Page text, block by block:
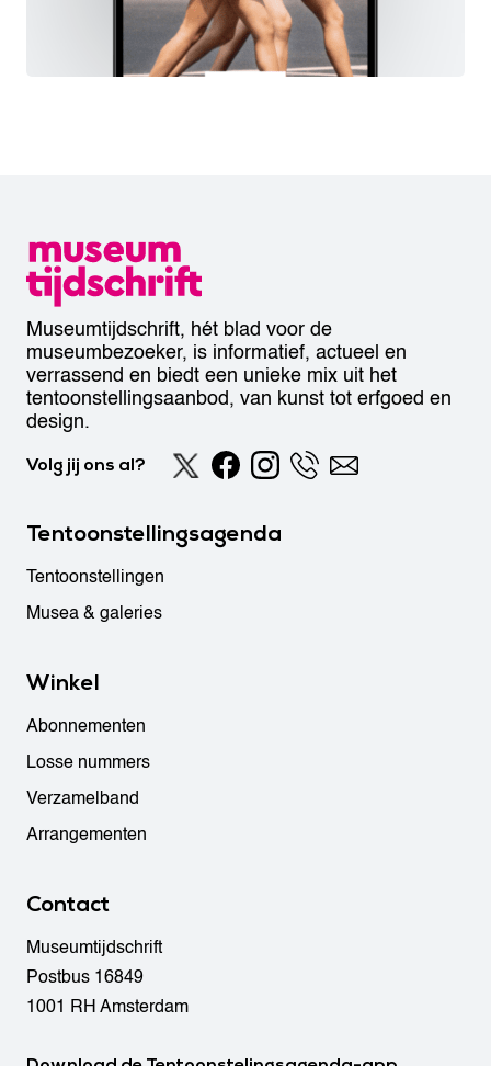
Museumtijdschrift, hét blad voor de
museumbezoeker, is informatief, actueel en
verrassend en biedt een unieke mix uit het
tentoonstellingsaanbod, van kunst tot erfgoed en
design.
Volg jij ons al?
Tentoonstellingsagenda
Tentoonstellingen
Musea & galeries
Winkel
Abonnementen
Losse nummers
Verzamelband
Arrangementen
Contact
Museumtijdschrift
Postbus 16849
1001 RH Amsterdam